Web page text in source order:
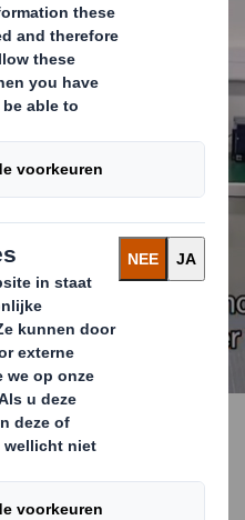
DS Smith in Gent
initiatief neemt
bewust te maken